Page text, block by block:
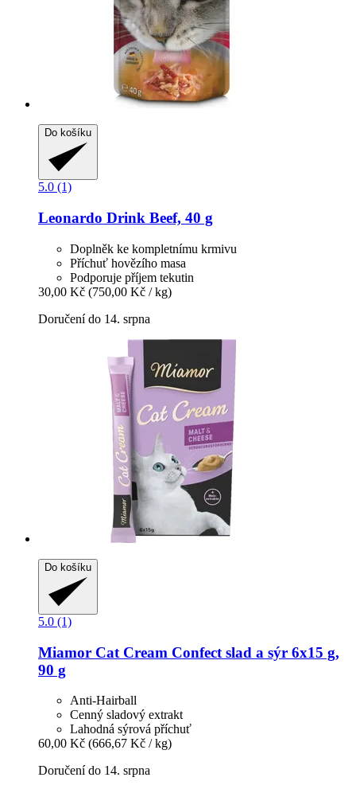
Do košíku
5.0 (1)
Leonardo Drink Beef, 40 g
Doplněk ke kompletnímu krmivu
Příchuť hovězího masa
Podporuje příjem tekutin
30,00 Kč (750,00 Kč / kg)
Doručení do 14. srpna
Do košíku
5.0 (1)
Miamor Cat Cream Confect slad a sýr 6x15 g,
90 g
Anti-Hairball
Cenný sladový extrakt
Lahodná sýrová příchuť
60,00 Kč (666,67 Kč / kg)
Doručení do 14. srpna